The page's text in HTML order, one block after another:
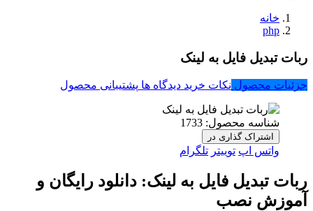
خانه
php
ربات تبدیل فایل به لینک
جزئیات محصول نکات خرید دیدگاه ها پشتیبانی محصول
شناسه محصول: 1733
اشتراک گذاری در
واتس اپ توییتر تلگرام
ربات تبدیل فایل به لینک: دانلود رایگان و
آموزش نصب